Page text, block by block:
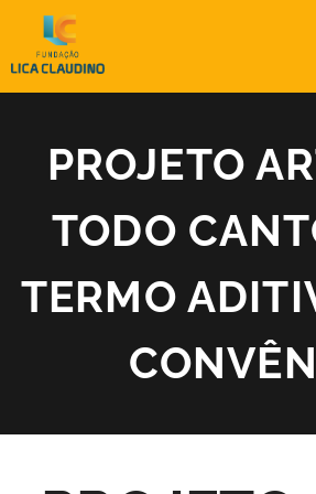
PROJETO
TODO
TERMO